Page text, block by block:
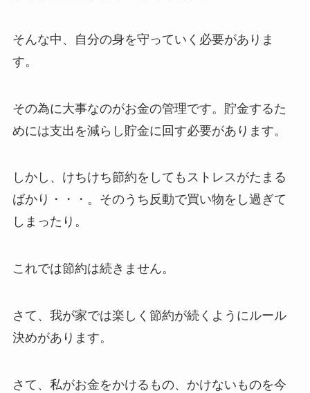
そんな中、自分の身を守っていく必要がありま
す。
その為に大事なのがお金の管理です。貯金するた
めには支出を減らし貯金に回す必要があります。
しかし、けちけち節約をしてもストレスがたまる
ばかり・・・。そのうち反動で買い物をし過ぎて
しまったり。
これでは節約は続きません。
さて、我が家では楽しく節約が続くようにルール
決めがあります。
さて、私がお金をかけるもの、かけないものを今